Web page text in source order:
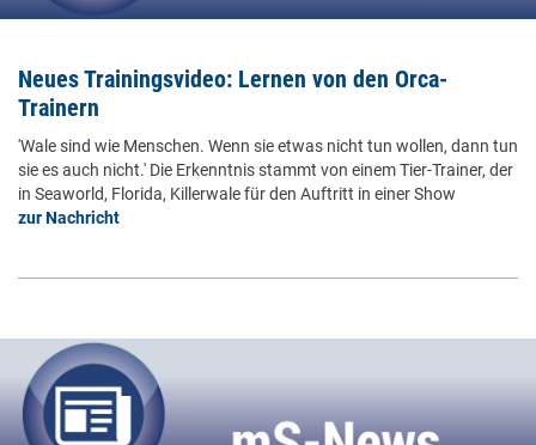
Neues Trainingsvideo: Lernen von den Orca-
Trainern
'Wale sind wie Menschen. Wenn sie etwas nicht tun wollen, dann tun
sie es auch nicht.' Die Erkenntnis stammt von einem Tier-Trainer, der
in Seaworld, Florida, Killerwale für den Auftritt in einer Show
zur Nachricht